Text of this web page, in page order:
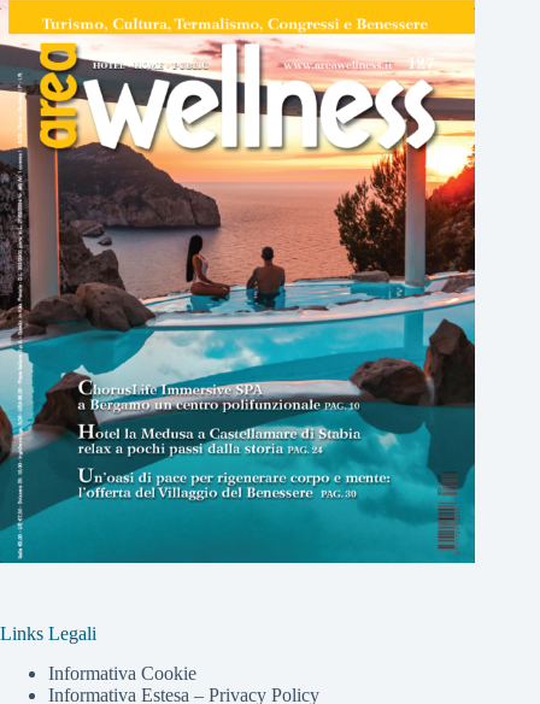
Links Legali
Informativa Cookie
Informativa Estesa – Privacy Policy